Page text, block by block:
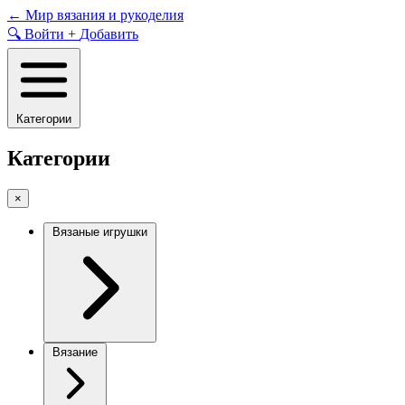
Skip
to
content
← Мир вязания и рукоделия
🔍 Войти + Добавить
Категории
Категории
×
Вязаные игрушки
Вязание